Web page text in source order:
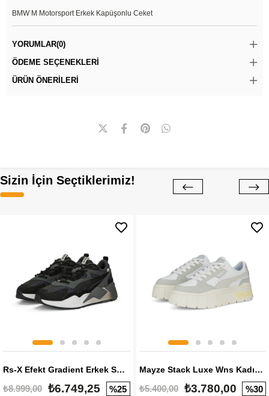
BMW M Motorsport Erkek Kapüşonlu Ceket
YORUMLAR(0)
ÖDEME SEÇENEKLERI
ÜRÜN ÖNERILERI
Sizin İçin Seçtiklerimiz!
Rs-X Efekt Gradient Erkek Sneaker
₺8.999,00 ₺6.749,25 %25
Mayze Stack Luxe Wns Kadın Sneaker
₺5.400,00 ₺3.780,00 %30